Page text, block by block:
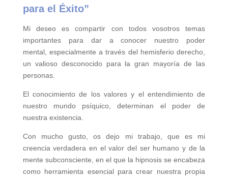
para el Éxito”
Mi deseo es compartir con todos vosotros temas
importantes para
dar a conocer nuestro poder
mental, especialmente a través del hemisferio derecho,
un valioso desconocido para la gran mayoría de las
personas.
El conocimiento de los valores y el entendimiento de
nuestro mundo psíquico, determinan el poder de
nuestra existencia.
Con mucho gusto, os dejo mi trabajo, que es mi
creencia verdadera en el valor del ser humano y de la
mente subconsciente, en el que la hipnosis se encabeza
como herramienta esencial para crear nuestra propia